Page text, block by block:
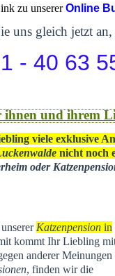
zu unsererOnline
uns gleich jetzt an,
- 40 63
ihnen und ihrem
viele exklusive
nicht noch
oder
Katzenpensionin
kommt Ihr Liebling
anderer Meinungen
, finden wir die